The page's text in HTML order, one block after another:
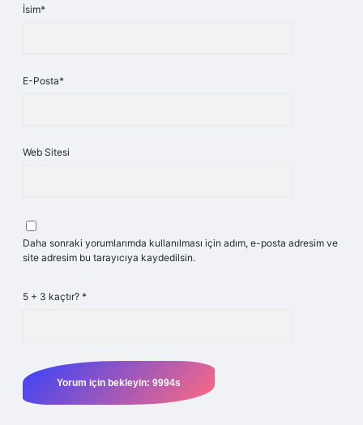
İsim*
E-Posta*
Web Sitesi
Daha sonraki yorumlarımda kullanılması için adım, e-posta adresim ve
site adresim bu tarayıcıya kaydedilsin.
5 + 3 kaçtır? *